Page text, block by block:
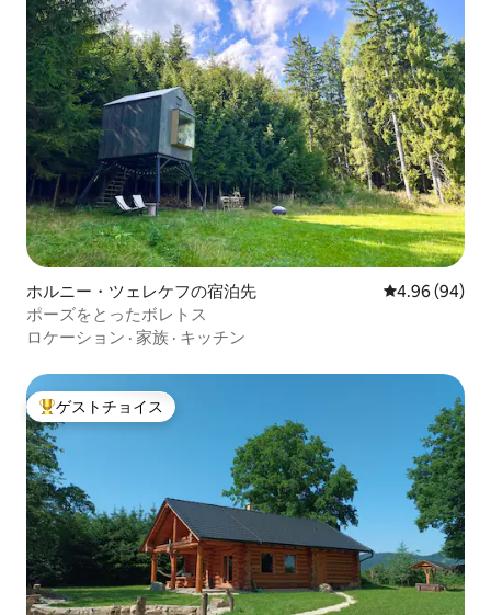
ホルニー・ツェレケフの宿泊先 レビュー94件
4.96 (94)
ポーズをとったボレトス
ロケーション · 家族 · キッチン
大好評のゲストチョイスです。
ゲストチョイス